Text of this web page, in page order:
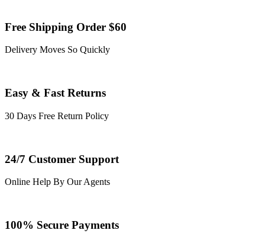
Free Shipping Order $60
Delivery Moves So Quickly
Easy & Fast Returns
30 Days Free Return Policy
24/7 Customer Support
Online Help By Our Agents
100% Secure Payments